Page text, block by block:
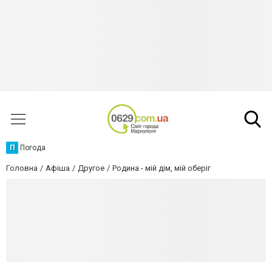
П Погода
Головна Афіша Другое Родина - мій дім, мій оберіг